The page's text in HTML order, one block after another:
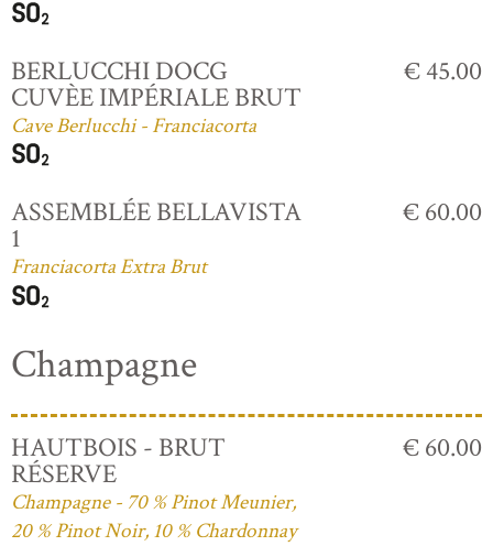
BERLUCCHI DOCG
CUVÈE IMPÉRIALE BRUT
Cave Berlucchi - Franciacorta
€ 45.00
ASSEMBLÉE BELLAVISTA
1
Franciacorta Extra Brut
€ 60.00
Champagne
HAUTBOIS - BRUT
RÉSERVE
Champagne - 70 % Pinot Meunier,
20 % Pinot Noir, 10 % Chardonnay
€ 60.00